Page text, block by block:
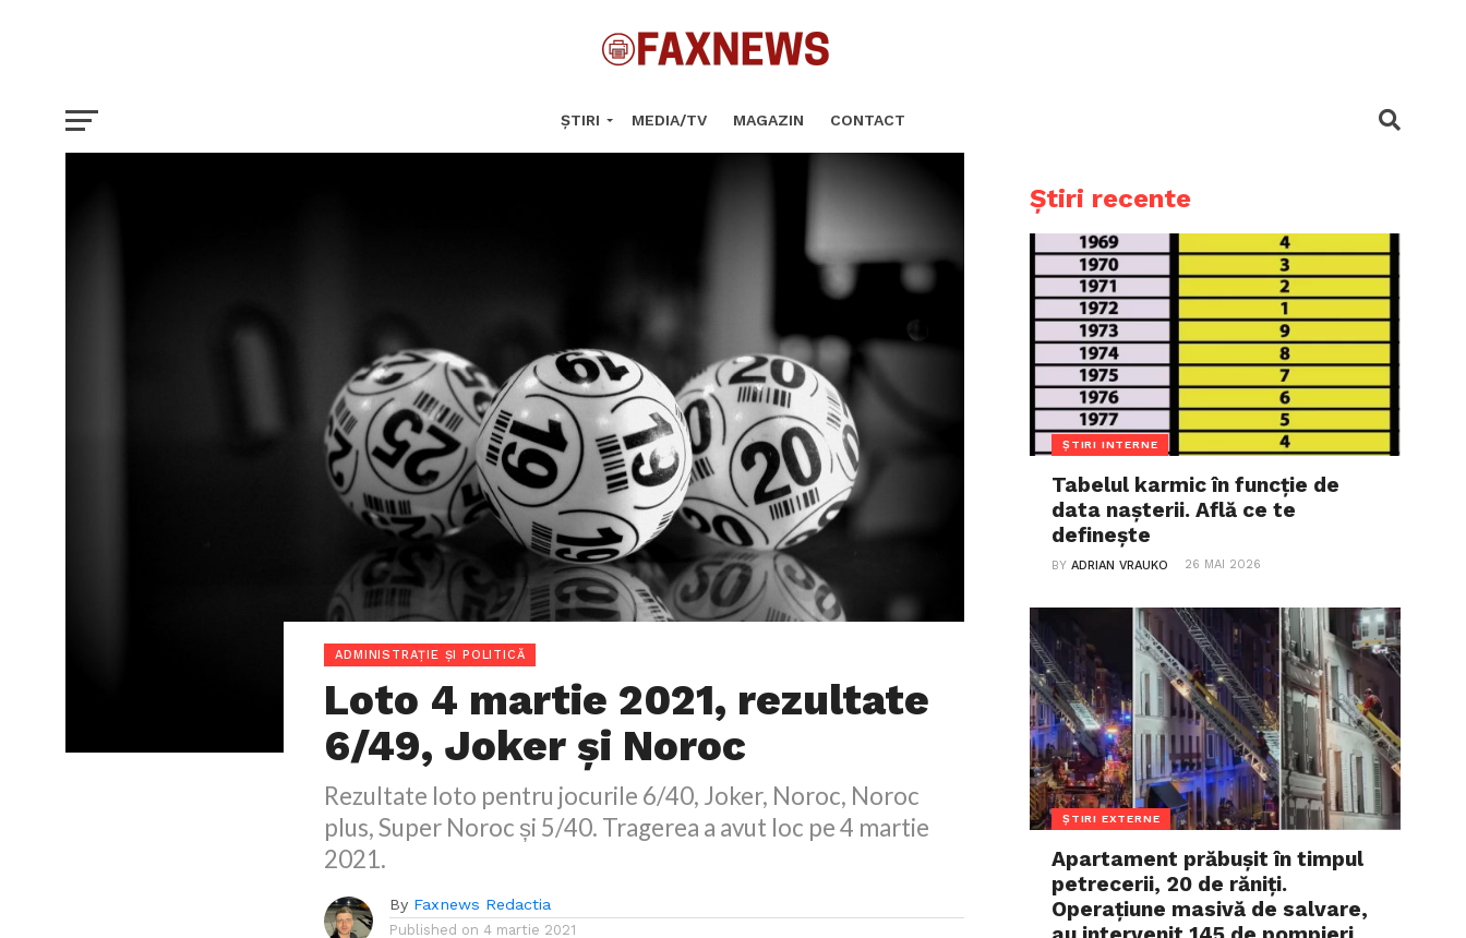
ȘTIRI MEDIA/TV MAGAZIN CONTACT
ADMINISTRAȚIE ȘI POLITICĂ
Loto 4 martie 2021, rezultate
6/49, Joker și Noroc
Rezultate loto pentru jocurile 6/40, Joker, Noroc, Noroc
plus, Super Noroc și 5/40. Tragerea a avut loc pe 4 martie
2021.
By Faxnews Redactia
Published on 4 martie 2021
Știri recente
ȘTIRI INTERNE
Tabelul karmic în funcție de
data nașterii. Află ce te
definește
BYADRIAN VRAUKO 26 MAI 2026
ȘTIRI EXTERNE
Apartament prăbușit în timpul
petrecerii, 20 de răniți.
Operațiune masivă de salvare,